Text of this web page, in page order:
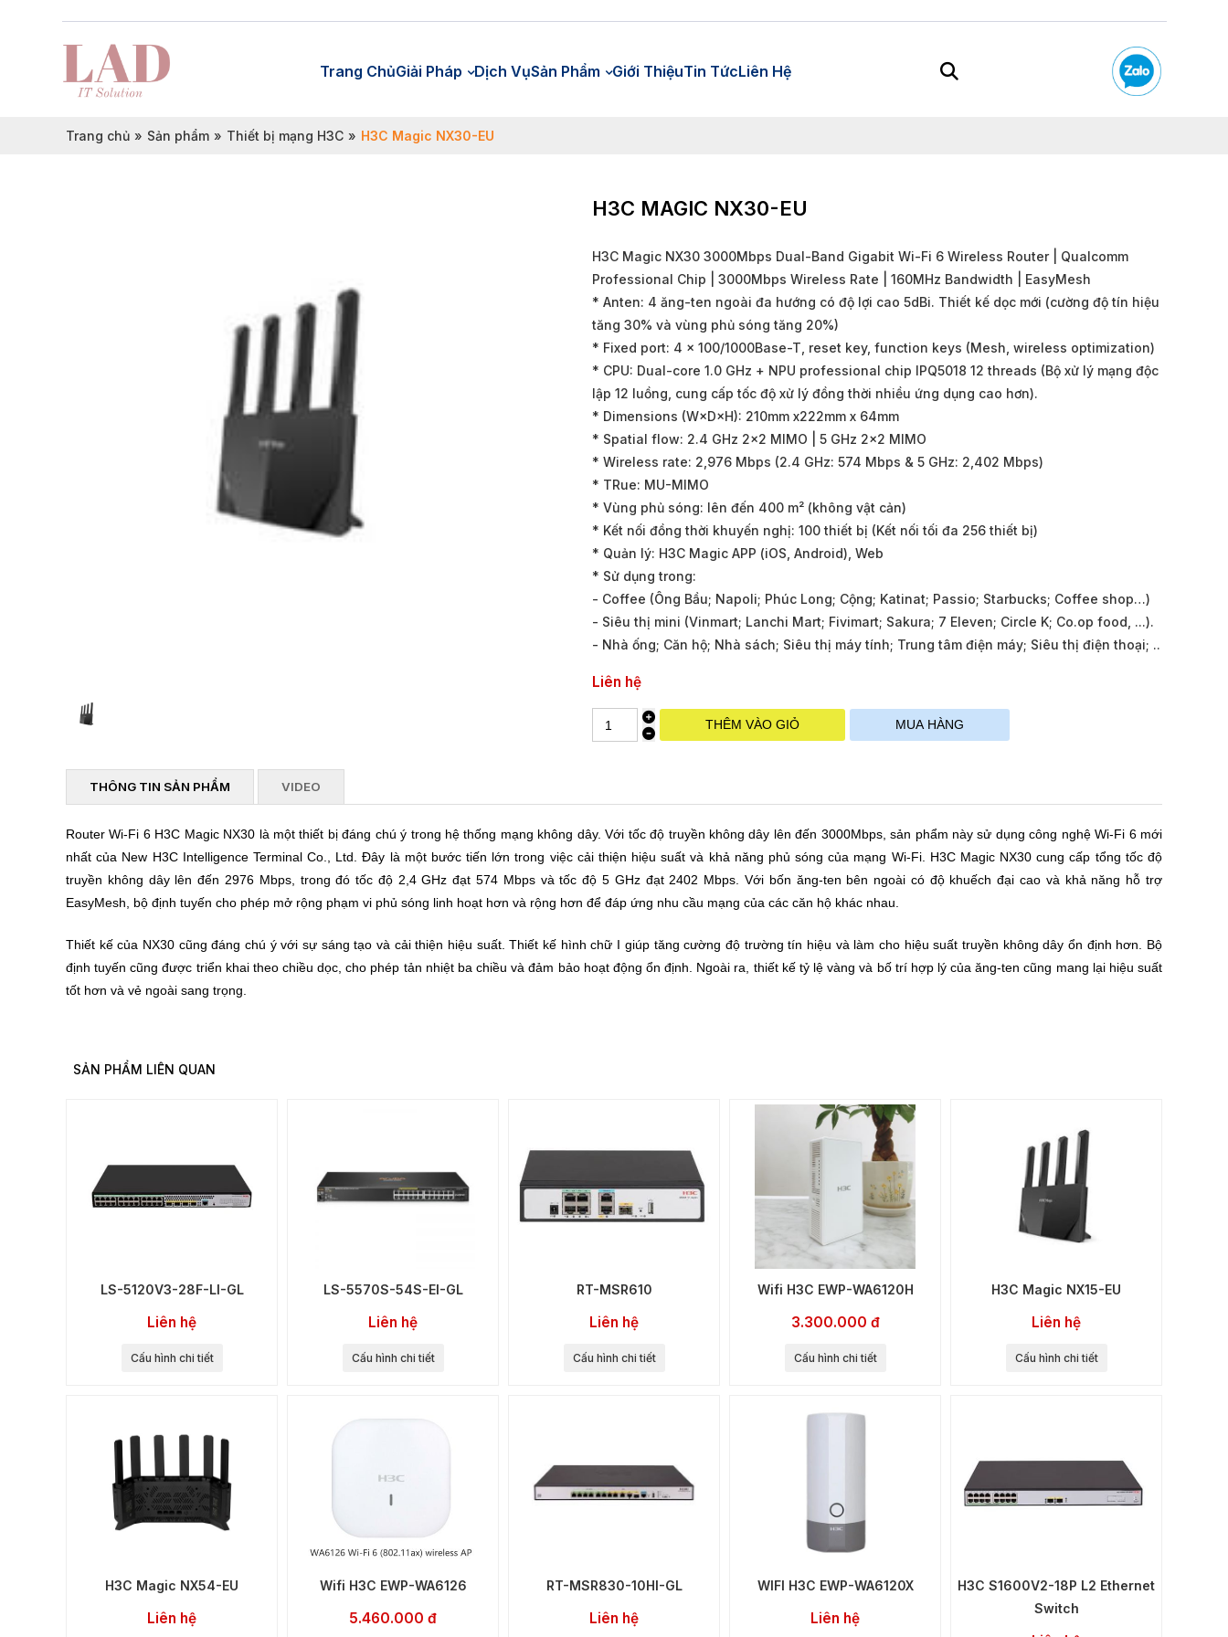
Trang ChủGiải Pháp Dịch VụSản Phẩm Giới ThiệuTin TứcLiên Hệ
Trang chủ » Sản phẩm » Thiết bị mạng H3C » H3C Magic NX30-EU
H3C MAGIC NX30-EU
H3C Magic NX30 3000Mbps Dual-Band Gigabit Wi-Fi 6 Wireless Router | Qualcomm
Professional Chip | 3000Mbps Wireless Rate | 160MHz Bandwidth | EasyMesh
* Anten: 4 ăng-ten ngoài đa hướng có độ lợi cao 5dBi. Thiết kế dọc mới (cường độ tín hiệu
tăng 30% và vùng phủ sóng tăng 20%)
* Fixed port: 4 x 100/1000Base-T, reset key, function keys (Mesh, wireless optimization)
* CPU: Dual-core 1.0 GHz + NPU professional chip IPQ5018 12 threads (Bộ xử lý mạng độc
lập 12 luồng, cung cấp tốc độ xử lý đồng thời nhiều ứng dụng cao hơn).
* Dimensions (W×D×H): 210mm x222mm x 64mm
* Spatial flow: 2.4 GHz 2x2 MIMO | 5 GHz 2x2 MIMO
* Wireless rate: 2,976 Mbps (2.4 GHz: 574 Mbps & 5 GHz: 2,402 Mbps)
* TRue: MU-MIMO
* Vùng phủ sóng: lên đến 400 m² (không vật cản)
* Kết nối đồng thời khuyến nghị: 100 thiết bị (Kết nối tối đa 256 thiết bị)
* Quản lý: H3C Magic APP (iOS, Android), Web
* Sử dụng trong:
- Coffee (Ông Bầu; Napoli; Phúc Long; Cộng; Katinat; Passio; Starbucks; Coffee shop…)
- Siêu thị mini (Vinmart; Lanchi Mart; Fivimart; Sakura; 7 Eleven; Circle K; Co.op food, ...).
- Nhà ống; Căn hộ; Nhà sách; Siêu thị máy tính; Trung tâm điện máy; Siêu thị điện thoại; ..
Liên hệ
THÔNG TIN SẢN PHẨM VIDEO
Router Wi-Fi 6 H3C Magic NX30 là một thiết bị đáng chú ý trong hệ thống mạng không dây. Với tốc độ truyền không dây lên đến 3000Mbps, sản phẩm này sử dụng công nghệ Wi-Fi 6 mới
nhất của New H3C Intelligence Terminal Co., Ltd. Đây là một bước tiến lớn trong việc cải thiện hiệu suất và khả năng phủ sóng của mạng Wi-Fi. H3C Magic NX30 cung cấp tổng tốc độ
truyền không dây lên đến 2976 Mbps, trong đó tốc độ 2,4 GHz đạt 574 Mbps và tốc độ 5 GHz đạt 2402 Mbps. Với bốn ăng-ten bên ngoài có độ khuếch đại cao và khả năng hỗ trợ
EasyMesh, bộ định tuyến cho phép mở rộng phạm vi phủ sóng linh hoạt hơn và rộng hơn để đáp ứng nhu cầu mạng của các căn hộ khác nhau.
Thiết kế của NX30 cũng đáng chú ý với sự sáng tạo và cải thiện hiệu suất. Thiết kế hình chữ I giúp tăng cường độ trường tín hiệu và làm cho hiệu suất truyền không dây ổn định hơn. Bộ
định tuyến cũng được triển khai theo chiều dọc, cho phép tản nhiệt ba chiều và đảm bảo hoạt động ổn định. Ngoài ra, thiết kế tỷ lệ vàng và bố trí hợp lý của ăng-ten cũng mang lại hiệu suất
tốt hơn và vẻ ngoài sang trọng.
SẢN PHẨM LIÊN QUAN
LS-5120V3-28F-LI-GL
Liên hệ
Cấu hình chi tiết
LS-5570S-54S-EI-GL
Liên hệ
Cấu hình chi tiết
RT-MSR610
Liên hệ
Cấu hình chi tiết
Wifi H3C EWP-WA6120H
3.300.000 đ
Cấu hình chi tiết
H3C Magic NX15-EU
Liên hệ
Cấu hình chi tiết
H3C Magic NX54-EU
Liên hệ
Wifi H3C EWP-WA6126
5.460.000 đ
RT-MSR830-10HI-GL
Liên hệ
WIFI H3C EWP-WA6120X
Liên hệ
H3C S1600V2-18P L2 Ethernet
Switch